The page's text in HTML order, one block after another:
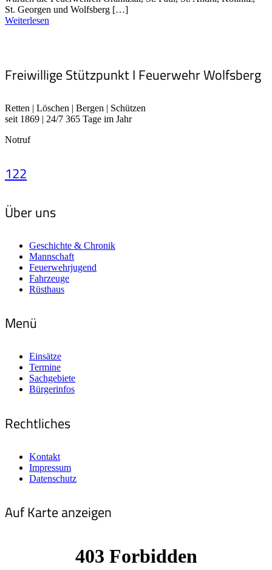
St. Georgen und Wolfsberg […]
Weiterlesen
Freiwillige Stützpunkt I Feuerwehr Wolfsberg
Retten | Löschen | Bergen | Schützen
seit 1869 | 24/7 365 Tage im Jahr
Notruf
122
Über uns
Geschichte & Chronik
Mannschaft
Feuerwehrjugend
Fahrzeuge
Rüsthaus
Menü
Einsätze
Termine
Sachgebiete
Bürgerinfos
Rechtliches
Kontakt
Impressum
Datenschutz
Auf Karte anzeigen